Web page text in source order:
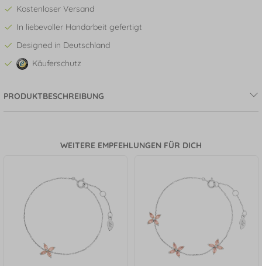
Kostenloser Versand
In liebevoller Handarbeit gefertigt
Designed in Deutschland
Käuferschutz
PRODUKTBESCHREIBUNG
WEITERE EMPFEHLUNGEN FÜR DICH